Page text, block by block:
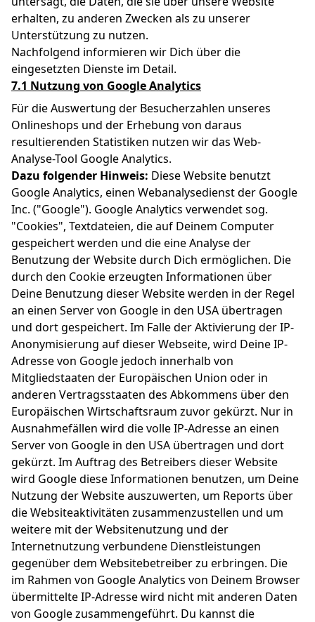
erhalten, zu anderen Zwecken als zu unserer
Unterstützung zu nutzen.
Nachfolgend informieren wir Dich über die
eingesetzten Dienste im Detail.
7.1 Nutzung von Google Analytics
Für die Auswertung der Besucherzahlen unseres
Onlineshops und der Erhebung von daraus
resultierenden Statistiken nutzen wir das Web-
Analyse-Tool Google Analytics.
Dazu folgender Hinweis: Diese Website benutzt
Google Analytics, einen Webanalysedienst der Google
Inc. ("Google"). Google Analytics verwendet sog.
"Cookies", Textdateien, die auf Deinem Computer
gespeichert werden und die eine Analyse der
Benutzung der Website durch Dich ermöglichen. Die
durch den Cookie erzeugten Informationen über
Deine Benutzung dieser Website werden in der Regel
an einen Server von Google in den USA übertragen
und dort gespeichert. Im Falle der Aktivierung der IP-
Anonymisierung auf dieser Webseite, wird Deine IP-
Adresse von Google jedoch innerhalb von
Mitgliedstaaten der Europäischen Union oder in
anderen Vertragsstaaten des Abkommens über den
Europäischen Wirtschaftsraum zuvor gekürzt. Nur in
Ausnahmefällen wird die volle IP-Adresse an einen
Server von Google in den USA übertragen und dort
gekürzt. Im Auftrag des Betreibers dieser Website
wird Google diese Informationen benutzen, um Deine
Nutzung der Website auszuwerten, um Reports über
die Websiteaktivitäten zusammenzustellen und um
weitere mit der Websitenutzung und der
Internetnutzung verbundene Dienstleistungen
gegenüber dem Websitebetreiber zu erbringen. Die
im Rahmen von Google Analytics von Deinem Browser
übermittelte IP-Adresse wird nicht mit anderen Daten
von Google zusammengeführt. Du kannst die